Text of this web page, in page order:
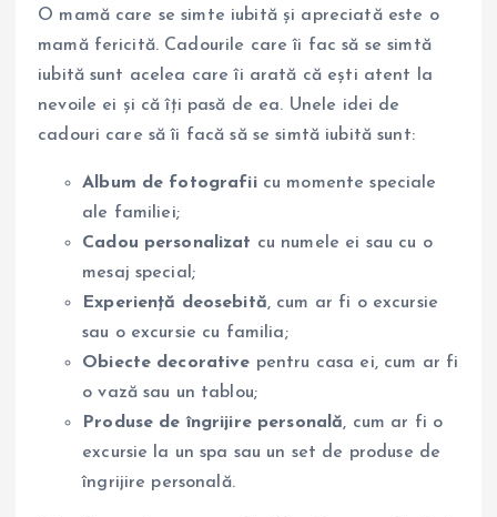
O mamă care se simte iubită și apreciată este o
mamă fericită. Cadourile care îi fac să se simtă
iubită sunt acelea care îi arată că ești atent la
nevoile ei și că îți pasă de ea. Unele idei de
cadouri care să îi facă să se simtă iubită sunt:
Album de fotografiicu momente speciale
ale familiei;
Cadou personalizat cu numele ei sau cu o
mesaj special;
Experiență deosebită, cum ar fi o excursie
sau o excursie cu familia;
Obiecte decorative pentru casa ei, cum ar fi
o vază sau un tablou;
Produse de îngrijire personală, cum ar fi o
excursie la un spa sau un set de produse de
îngrijire personală.